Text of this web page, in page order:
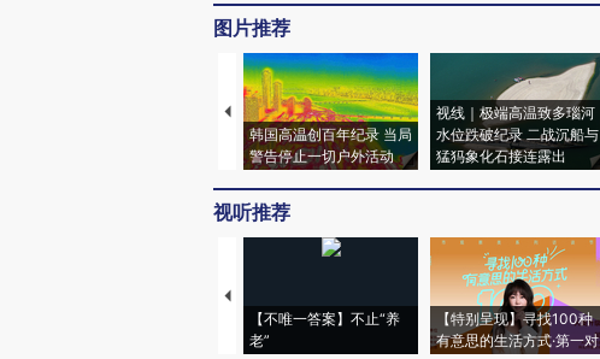
图片推荐
韩国高温创百年纪录 当局
警告停止一切户外活动
视线｜极端高温致多瑙河
水位跌破纪录 二战沉船与
猛犸象化石接连露出
视听推荐
【不唯一答案】不止“养
老”
【特别呈现】寻找100种
有意思的生活方式·第一对